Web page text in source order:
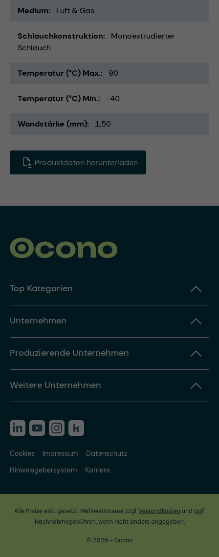
Medium Luft & Gas
Schlauchkonstruktion
Monoextrudierter
Schlauch
Temperatur (°C) Max. 90
Temperatur (°C) Min. -40
Wandstärke (mm) 1,50
Produktdaten herunterladen
Top Kategorien
Unternehmen
Produzierende Unternehmen
Weitere Unternehmen
Cookies Impressum
Datenschutz
Hinweisgebersystem
Karriere
Alle Preise exkl. gesetzl. Mehrwertsteuer zzgl.Versandkosten und ggf.
Nachnahmegebühren, wenn nicht anders angegeben.
© 2026 - Ocono